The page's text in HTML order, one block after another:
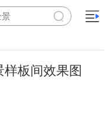
板间效果图